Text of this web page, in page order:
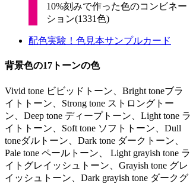
10%刻みで作った色のコンビネー
ション(1331色)
配色実験！色見本サンプルカード
背景色の17トーンの色
Vivid tone ビビッドトーン、Bright toneブラ
イトトーン、Strong tone ストロングトー
ン、Deep tone ディープトーン、Light tone ラ
イトトーン、Soft tone ソフトトーン、Dull
toneダルトーン、Dark tone ダークトーン、
Pale tone ペールトーン、 Light grayish tone ラ
イトグレイッシュトーン、Grayish tone グレ
イッシュトーン、Dark grayish tone ダークグ